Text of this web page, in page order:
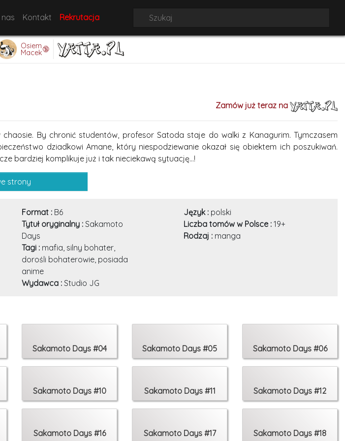
nas Kontakt Rekrutacja
Osiem
Macek🔞
Zamów już teraz na
By chronić studentów, profesor Satoda staje do walki z Kanagurim. Tymczasem
dziadkowi Amane, który niespodziewanie okazał się obiektem ich poszukiwań.
bardziej komplikuje już i tak nieciekawą sytuację...!
strony
Format : B6
Tytuł oryginalny : Sakamoto
Days
Tagi : mafia, silny bohater,
dorośli bohaterowie, posiada
anime
Wydawca : Studio JG
Język : polski
Liczba tomów w Polsce : 19+
Rodzaj : manga
Sakamoto Days #04 Sakamoto Days #05 Sakamoto Days #06
Sakamoto Days #10 Sakamoto Days #11 Sakamoto Days #12
Sakamoto Days #16 Sakamoto Days #17 Sakamoto Days #18